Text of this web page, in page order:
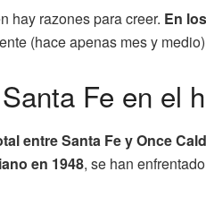
hay razones para creer. En
(hace apenas mes y
Fe en el
entre Santa Fe y Once
en 1948, se han enfrentado